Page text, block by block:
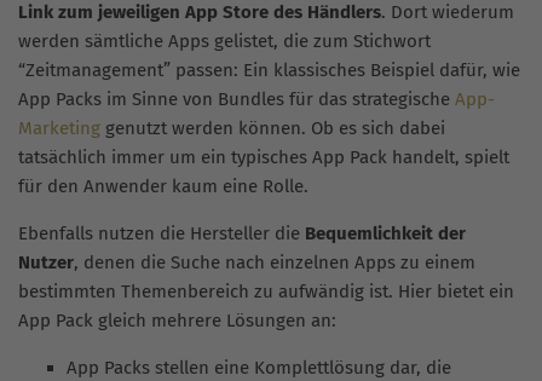
Link zum jeweiligen App Store des Händlers. Dort wiederum
werden sämtliche Apps gelistet, die zum Stichwort
“Zeitmanagement” passen: Ein klassisches Beispiel dafür, wie
App Packs im Sinne von Bundles für das strategische App-
Marketing genutzt werden können. Ob es sich dabei
tatsächlich immer um ein typisches App Pack handelt, spielt
für den Anwender kaum eine Rolle.
Ebenfalls nutzen die Hersteller die Bequemlichkeit der
Nutzer, denen die Suche nach einzelnen Apps zu einem
bestimmten Themenbereich zu aufwändig ist. Hier bietet ein
App Pack gleich mehrere Lösungen an:
App Packs stellen eine Komplettlösung dar, die